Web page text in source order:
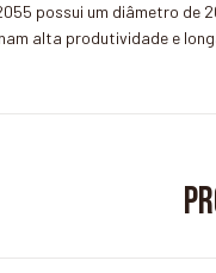
possui um diâmetro
alta produtividade e